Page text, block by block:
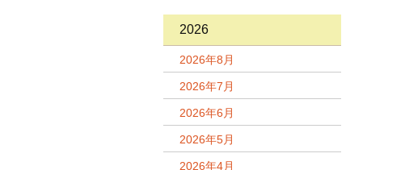
2026
2026年8月
2026年7月
2026年6月
2026年5月
2026年4月